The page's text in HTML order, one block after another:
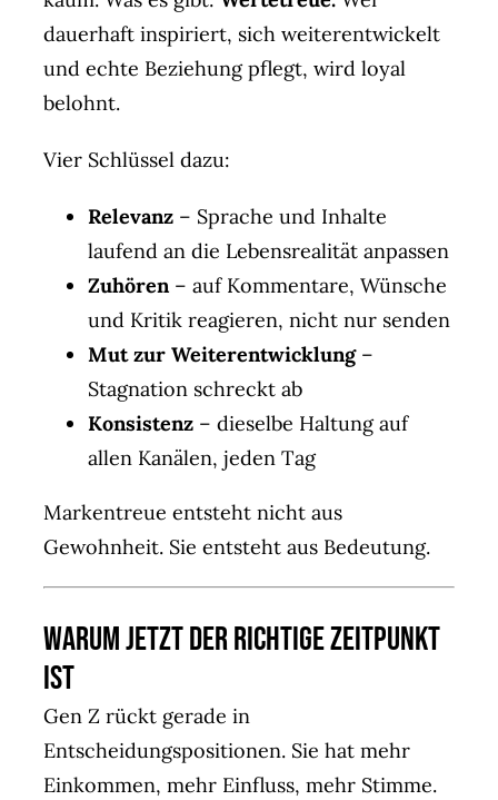
dauerhaft inspiriert, sich weiterentwickelt
und echte Beziehung pflegt, wird loyal
belohnt.
Vier Schlüssel dazu:
Relevanz– Sprache und Inhalte
laufend an die Lebensrealität anpassen
Zuhören– auf Kommentare, Wünsche
und Kritik reagieren, nicht nur senden
Mut zur Weiterentwicklung–
Stagnation schreckt ab
Konsistenz– dieselbe Haltung auf
allen Kanälen, jeden Tag
Markentreue entsteht nicht aus
Gewohnheit. Sie entsteht aus Bedeutung.
Warum jetzt der richtige Zeitpunkt
ist
Gen Z rückt gerade in
Entscheidungspositionen. Sie hat mehr
Einkommen, mehr Einfluss, mehr Stimme.